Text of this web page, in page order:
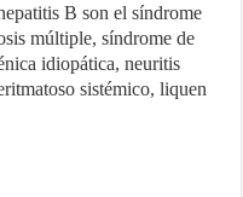
B son el síndrome
múltiple, síndrome de
idiopática, neuritis
sistémico, liquen